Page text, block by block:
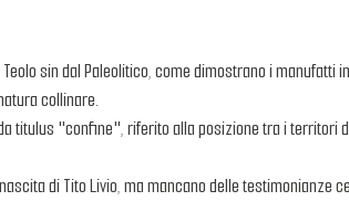
sin dal Paleolitico, come dimostrano i
collinare.
titulus "confine", riferito alla posizione tra i
di Tito Livio, ma mancano delle testimonianze